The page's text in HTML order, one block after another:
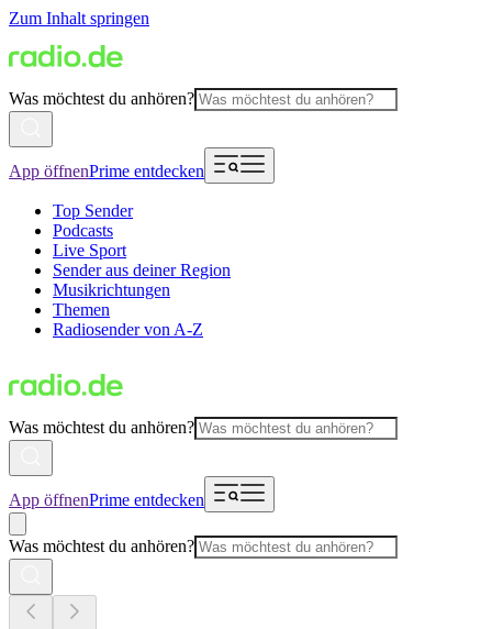
Zum Inhalt springen
Was möchtest du anhören?
App öffnenPrime entdecken
Top Sender
Podcasts
Live Sport
Sender aus deiner Region
Musikrichtungen
Themen
Radiosender von A-Z
Was möchtest du anhören?
App öffnenPrime entdecken
Was möchtest du anhören?